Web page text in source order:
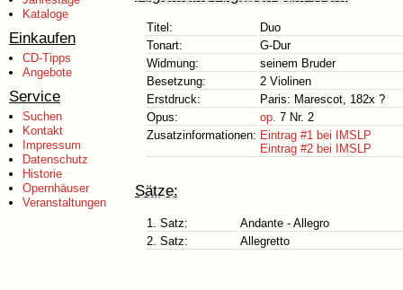
Kataloge
Einkaufen
CD-Tipps
Angebote
Service
Suchen
Kontakt
Impressum
Datenschutz
Historie
Opernhäuser
Veranstaltungen
Titel:
Duo
Tonart:
G-Dur
Widmung:
seinem Bruder
Besetzung:
2 Violinen
Erstdruck:
Paris: Marescot, 182x ?
Opus:
op. 7 Nr. 2
Zusatzinformationen: Eintrag #1 bei IMSLP
Eintrag #2 bei IMSLP
Sätze:
1. Satz:
Andante - Allegro
2. Satz:
Allegretto